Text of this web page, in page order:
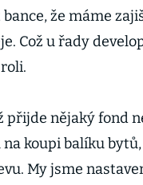
že máme
Což u řady
přijde nějaký fond
na koupi balíku
My jsme